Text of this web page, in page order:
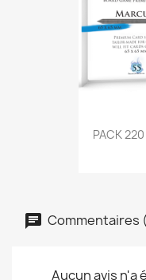
PACK
Commentaires
Aucun avis n'a